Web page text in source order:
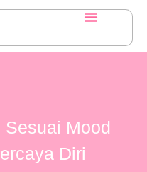
Mood
Diri